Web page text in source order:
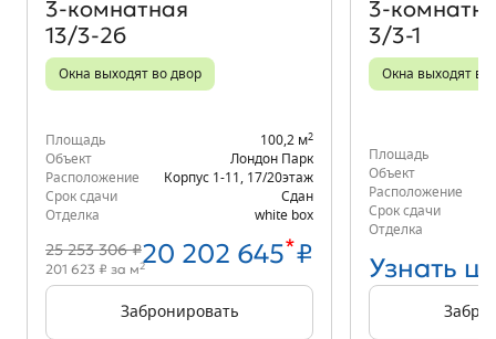
3‑комнатная
13/3-2б
Окна выходят во двор
Площадь 100,2 м2
Объект
Лондон Парк
Расположение
Корпус 1-11 17/20этаж
Срок сдачи
Сдан
Отделка
white box
25 253 306 ₽20 202 645*₽
201 623 ₽ за м2
Забронировать
3/3-1
Окна выходят во
Площадь
Объект
Расположение
Срок сдачи
Отделка
Узнать